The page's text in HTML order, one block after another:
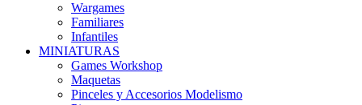
Wargames
Familiares
Infantiles
MINIATURAS
Games Workshop
Maquetas
Pinceles y Accesorios Modelismo